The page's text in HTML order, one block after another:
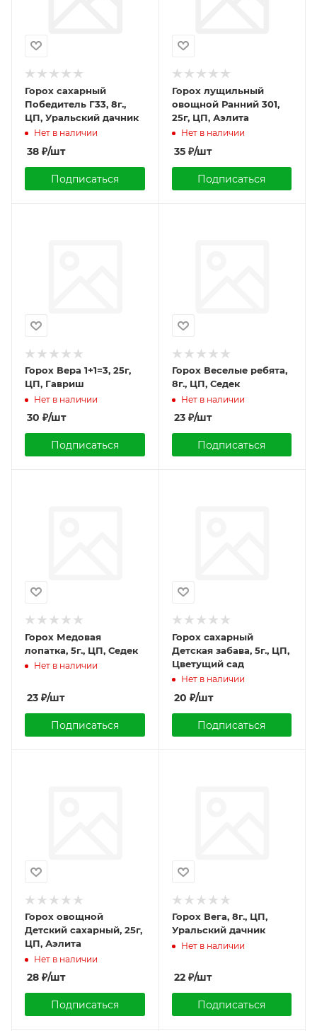
Горох сахарный
Победитель Г33, 8г.,
ЦП, Уральский дачник
Нет в наличии
38 ₽/шт
Подписаться
Горох лущильный
овощной Ранний 301,
25г, ЦП, Аэлита
Нет в наличии
35₽/шт
Подписаться
Горох Вера 1+1=3, 25г,
ЦП, Гавриш
Нет в наличии
30 ₽/шт
Подписаться
Горох Веселые ребята,
8г., ЦП, Седек
Нет в наличии
23₽/шт
Подписаться
Горох Медовая
лопатка, 5г., ЦП, Седек
Нет в наличии
23 ₽/шт
Подписаться
Горох сахарный
Детская забава, 5г., ЦП,
Цветущий сад
Нет в наличии
20 ₽/шт
Подписаться
Горох овощной
Детский сахарный, 25г,
ЦП, Аэлита
Нет в наличии
28 ₽/шт
Подписаться
Горох Вега, 8г., ЦП,
Уральский дачник
Нет в наличии
22₽/шт
Подписаться